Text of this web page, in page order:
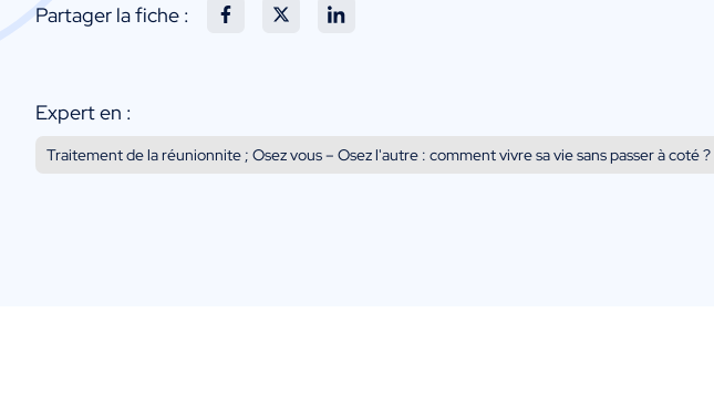
Partager la fiche :
Expert en :
Traitement de la réunionnite ; Osez vous – Osez l'autre : comment vivre sa vie sans passer à coté ?